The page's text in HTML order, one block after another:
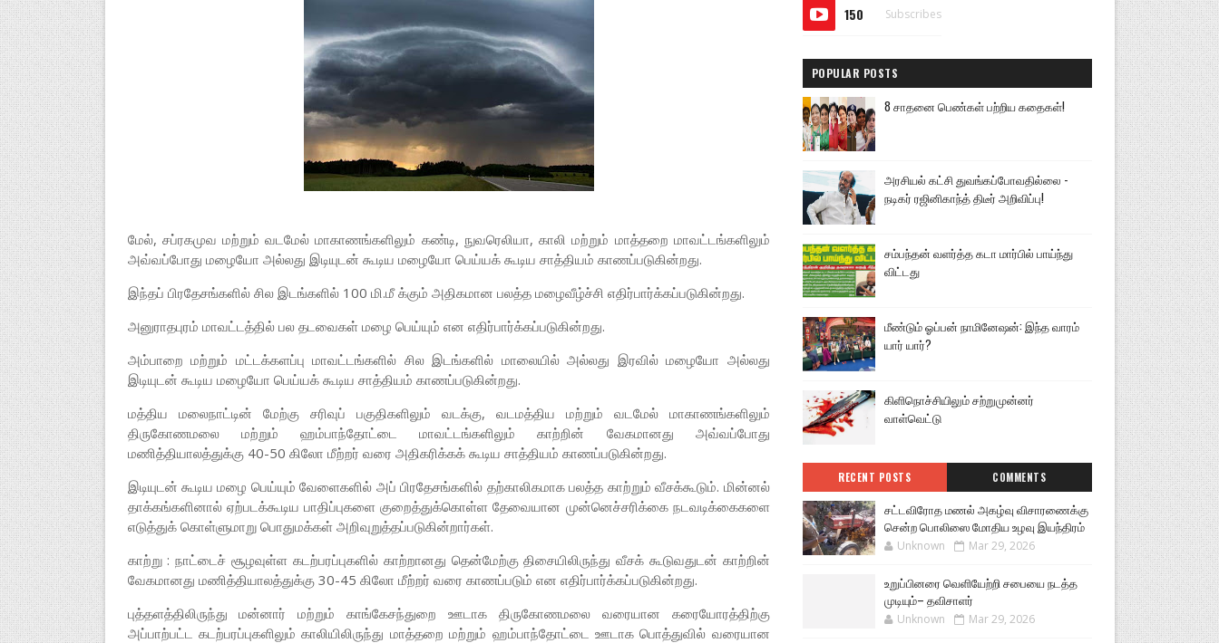
மேல், சப்ரகமுவ மற்றும் வடமேல் மாகாணங்களிலும் கண்டி, நுவரெலியா, காலி மற்றும் மாத்தறை மாவட்டங்களிலும்
அவ்வப்போது மழையோ அல்லது இடியுடன் கூடிய மழையோ பெய்யக் கூடிய சாத்தியம் காணப்படுகின்றது.
இந்தப் பிரதேசங்களில் சில இடங்களில் 100 மி.மீ க்கும் அதிகமான பலத்த மழைவீழ்ச்சி எதிர்பார்க்கப்படுகின்றது.
அனுராதபுரம் மாவட்டத்தில் பல தடவைகள் மழை பெய்யும் என எதிர்பார்க்கப்படுகின்றது.
அம்பாறை மற்றும் மட்டக்களப்பு மாவட்டங்களில் சில இடங்களில் மாலையில் அல்லது இரவில் மழையோ அல்லது
இடியுடன் கூடிய மழையோ பெய்யக் கூடிய சாத்தியம் காணப்படுகின்றது.
மத்திய மலைநாட்டின் மேற்கு சரிவுப் பகுதிகளிலும் வடக்கு, வடமத்திய மற்றும் வடமேல் மாகாணங்களிலும்
திருகோணமலை மற்றும் ஹம்பாந்தோட்டை மாவட்டங்களிலும் காற்றின் வேகமானது அவ்வப்போது
மணித்தியாலத்துக்கு 40-50 கிலோ மீற்றர் வரை அதிகரிக்கக் கூடிய சாத்தியம் காணப்படுகின்றது.
இடியுடன் கூடிய மழை பெய்யும் வேளைகளில் அப் பிரதேசங்களில் தற்காலிகமாக பலத்த காற்றும் வீசக்கூடும். மின்னல்
தாக்கங்களினால் ஏற்படக்கூடிய பாதிப்புகளை குறைத்துக்கொள்ள தேவையான முன்னெச்சரிக்கை நடவடிக்கைகளை
எடுத்துக் கொள்ளுமாறு பொதுமக்கள் அறிவுறுத்தப்படுகின்றார்கள்.
காற்று : நாட்டைச் சூழவுள்ள கடற்பரப்புகளில் காற்றானது தென்மேற்கு திசையிலிருந்து வீசக் கூடுவதுடன் காற்றின்
வேகமானது மணித்தியாலத்துக்கு 30-45 கிலோ மீற்றர் வரை காணப்படும் என எதிர்பார்க்கப்படுகின்றது.
புத்தளத்திலிருந்து மன்னார் மற்றும் காங்கேசந்துறை ஊடாக திருகோணமலை வரையான கரையோரத்திற்கு
அப்பாற்பட்ட கடற்பரப்புகளிலும் காலியிலிருந்து மாத்தறை மற்றும் ஹம்பாந்தோட்டை ஊடாக பொத்துவில் வரையான
150 Subscribes
POPULAR POSTS
8 சாதனை பெண்கள் பற்றிய கதைகள்!
அரசியல் கட்சி துவங்கப்போவதில்லை -
நடிகர் ரஜினிகாந்த் திடீர் அறிவிப்பு!
சம்பந்தன் வளர்த்த கடா மார்பில் பாய்ந்து
விட்டது
மீண்டும் ஓப்பன் நாமினேஷன்: இந்த வாரம்
யார் யார்?
கிளிநொச்சியிலும் சற்றுமுன்னர்
வாள்வெட்டு
RECENT POSTS COMMENTS
சட்டவிரோத மணல் அகழ்வு விசாரணைக்கு
சென்ற பொலிஸை மோதிய உழவு இயந்திரம்
Unknown Mar 29, 2026
உறுப்பினரை வெளியேற்றி சபையை நடத்த
முடியும்– தவிசாளர்
Unknown Mar 29, 2026